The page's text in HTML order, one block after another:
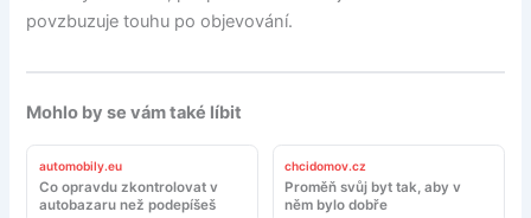
povzbuzuje touhu po objevování.
Mohlo by se vám také líbit
automobily.eu
Co opravdu zkontrolovat v
autobazaru než podepíšeš
chcidomov.cz
Proměň svůj byt tak, aby v
něm bylo dobře